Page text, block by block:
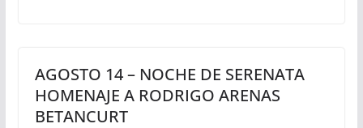
AGOSTO 14 – NOCHE DE SERENATA
HOMENAJE A RODRIGO ARENAS
BETANCURT